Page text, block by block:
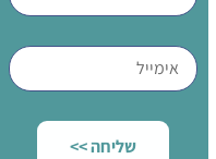
שליחה >>